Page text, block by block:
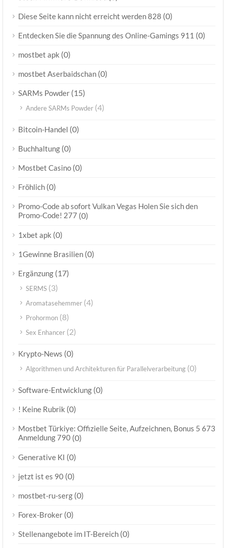
Diese Seite kann nicht erreicht werden 828 (0)
Entdecken Sie die Spannung des Online-Gamings 911 (0)
mostbet apk (0)
mostbet Aserbaidschan (0)
SARMs Powder (15)
Andere SARMs Powder (4)
Bitcoin-Handel (0)
Buchhaltung (0)
Mostbet Casino (0)
Fröhlich (0)
Promo-Code ab sofort Vulkan Vegas Holen Sie sich den
Promo-Code! 277 (0)
1xbet apk (0)
1Gewinne Brasilien (0)
Ergänzung (17)
SERMS (3)
Aromatasehemmer (4)
Prohormon (8)
Sex Enhancer (2)
Krypto-News (0)
Algorithmen und Architekturen für Parallelverarbeitung (0)
Software-Entwicklung (0)
! Keine Rubrik (0)
Mostbet Türkiye: Offizielle Seite, Aufzeichnen, Bonus 5 673
Anmeldung 790 (0)
Generative KI (0)
jetzt ist es 90 (0)
mostbet-ru-serg (0)
Forex-Broker (0)
Stellenangebote im IT-Bereich (0)